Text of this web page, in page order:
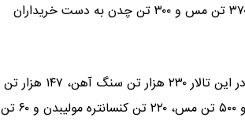
۳۶۹ هزار تن سنگ آهن، ۲۴۸ هزار و ۲۵۴ تن فولاد، ۹۳ هزار و ۵۰۰ تن آهن اسفنجی، ۳ هزار و ۳۷۰ تن مس و ۳۰۰ تن چدن به دست خریداران
تالار حراج باز شاهد دادوستد ۵۰۱ هزار و ۶۸۹ تن محصول به ارزش ۲۲.۷ هزار میلیارد تومان بود در این تالار ۲۳۰ هزار تن سنگ آهن، ۱۴۷ هزار تن
روی، ۶۶ هزار و ۲۶۰ تن وکیوم باتوم، ۴۵ هزار تن فولاد، ۹ هزار و ۶۴۹ تن مواد شیمیایی، ۳ هزار و ۵۰۰ تن مس، ۲۲۰ تن کنسانتره مولیبدن و ۶۰ تن